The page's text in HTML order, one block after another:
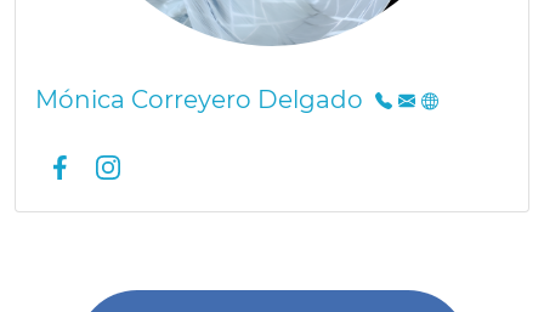
Mónica Correyero Delgado